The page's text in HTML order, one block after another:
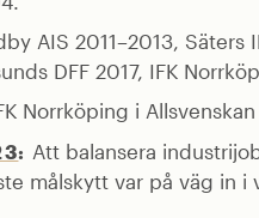
AIS 2011–2013, Säters
DFF 2017, IFK
Norrköping i
: Att balansera
målskytt var på väg in i